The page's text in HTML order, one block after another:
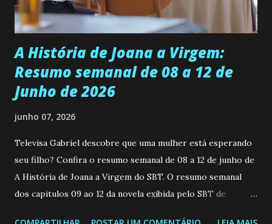
Durante um exame ginecológico, ela é inseminada por eng...
A História de Joana a Virgem:
Resumo semanal de 08 a 12 de
Junho de 2026
junho 07, 2026
Televisa Gabriel descobre que uma mulher está esperando
seu filho? Confira o resumo semanal de 08 a 12 de junho de
A História de Joana a Virgem do SBT. O resumo semanal
dos capitulos 09 ao 12 da novela exibida pelo SBT de